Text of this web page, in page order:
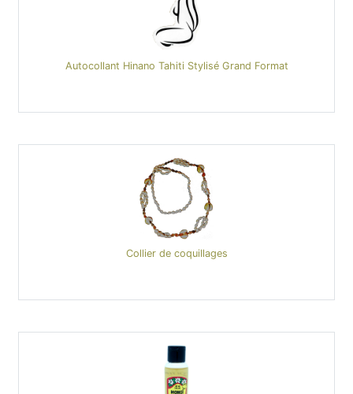
Autocollant Hinano Tahiti Stylisé Grand Format
Collier de coquillages